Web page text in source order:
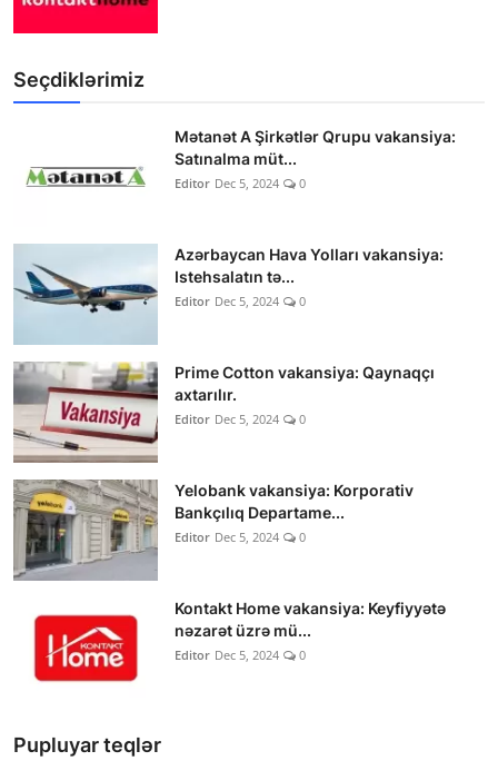
Seçdiklərimiz
Mətanət A Şirkətlər Qrupu vakansiya:
Satınalma müt...
Editor Dec 5, 2024 0
Azərbaycan Hava Yolları vakansiya:
Istehsalatın tə...
Editor Dec 5, 2024 0
Prime Cotton vakansiya: Qaynaqçı
axtarılır.
Editor Dec 5, 2024 0
Yelobank vakansiya: Korporativ
Bankçılıq Departame...
Editor Dec 5, 2024 0
Kontakt Home vakansiya: Keyfiyyətə
nəzarət üzrə mü...
Editor Dec 5, 2024 0
Pupluyar teqlər